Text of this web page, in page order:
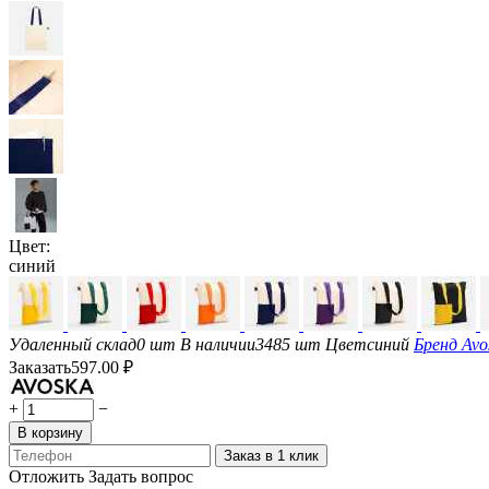
Цвет:
синий
Удаленный склад0 шт В наличии3485 шт Цветсиний Бренд
Заказать597.00 ₽
+ −
В корзину
Заказ в 1 клик
Отложить Задать вопрос